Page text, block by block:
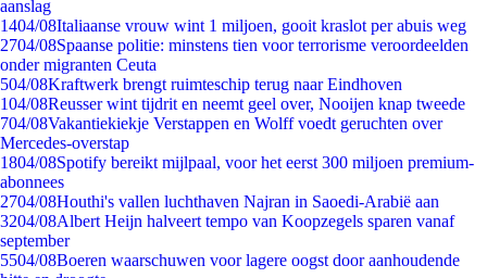
aanslag
1404/08Italiaanse vrouw wint 1 miljoen, gooit kraslot per abuis weg
2704/08Spaanse politie: minstens tien voor terrorisme veroordeelden
onder migranten Ceuta
504/08Kraftwerk brengt ruimteschip terug naar Eindhoven
104/08Reusser wint tijdrit en neemt geel over, Nooijen knap tweede
704/08Vakantiekiekje Verstappen en Wolff voedt geruchten over
Mercedes-overstap
1804/08Spotify bereikt mijlpaal, voor het eerst 300 miljoen premium-
abonnees
2704/08Houthi's vallen luchthaven Najran in Saoedi-Arabië aan
3204/08Albert Heijn halveert tempo van Koopzegels sparen vanaf
september
5504/08Boeren waarschuwen voor lagere oogst door aanhoudende